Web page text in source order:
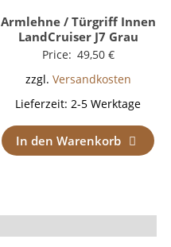
Armlehne / Türgriff Innen
LandCruiser J7 Grau
Price: 49,50 €
zzgl. Versandkosten
Lieferzeit:2-5 Werktage
In den Warenkorb